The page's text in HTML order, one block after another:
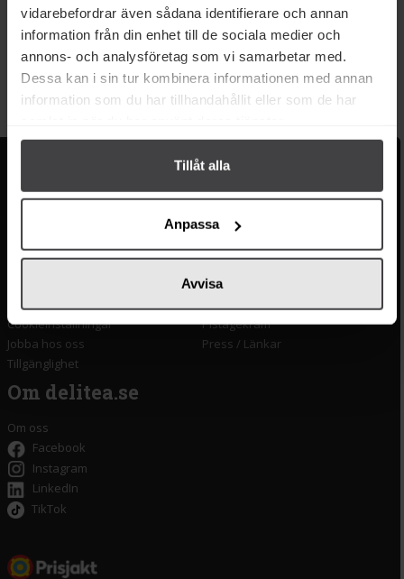
vidarebefordrar även sådana identifierare och annan
information från din enhet till de sociala medier och
annons- och analysföretag som vi samarbetar med.
Dessa kan i sin tur kombinera informationen med annan
information som du har tillhandahållit eller som de har
Tillåt alla
Anpassa
Avvisa
Pyramidbageriet Dala Järna
Surdegsknäcke 500g
Köp
Kontakta oss
Frakt och leverans
Betalning
Integritetspolicy
Cookieinställningar
Jobba hos oss
Tillgänglighet
Populära länkar
Monin
Lyxkonserver
Pasta
Olivolja
Kaffe & Te
Oliver
Pistagekräm
Press / Länkar
Om delitea.se
Om oss
Facebook
Instagram
LinkedIn
TikTok